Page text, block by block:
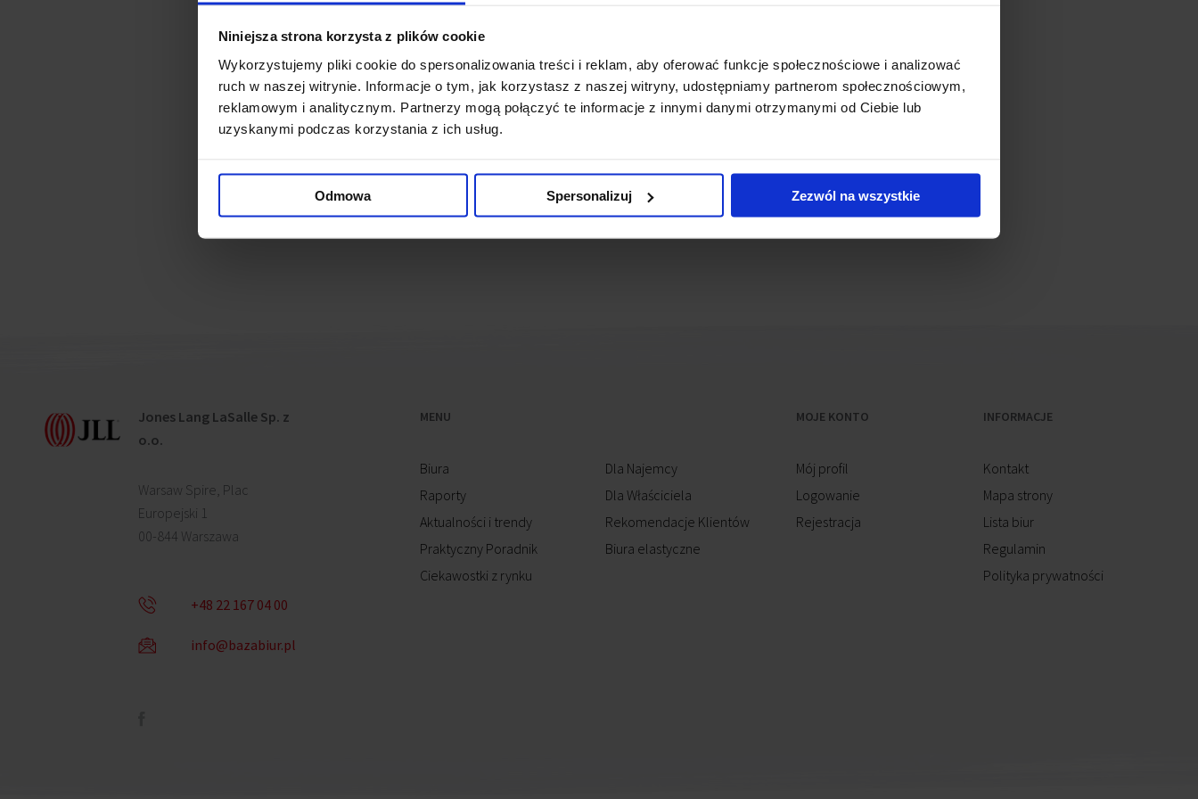
Niniejsza strona korzysta z plików cookie
Wykorzystujemy pliki cookie do spersonalizowania treści i reklam, aby oferować funkcje społecznościowe i analizować
ruch w naszej witrynie. Informacje o tym, jak korzystasz z naszej witryny, udostępniamy partnerom społecznościowym,
reklamowym i analitycznym. Partnerzy mogą połączyć te informacje z innymi danymi otrzymanymi od Ciebie lub
uzyskanymi podczas korzystania z ich usług.
Odmowa Spersonalizuj Zezwól na wszystkie
kolejne 12 tys. mkw powierzchni.
Powiązane newsy
Wiecha na City Forum
Wrocław: Rusza budowa City Forum (7 sierpnia 2017)
Jones Lang LaSalle Sp. z
o.o.
Warsaw Spire, Plac
Europejski 1
00-844 Warszawa
+48 22 167 04 00
info@bazabiur.pl
MENU
Biura
Raporty
Aktualności i trendy
Praktyczny Poradnik
Ciekawostki z rynku
Dla Najemcy
Dla Właściciela
Rekomendacje Klientów
Biura elastyczne
MOJE KONTO
Mój profil
Logowanie
Rejestracja
INFORMACJE
Kontakt
Mapa strony
Lista biur
Regulamin
Polityka prywatności